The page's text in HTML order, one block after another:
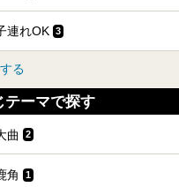
連れOK 3
る
テーマで探す
曲 2
角 1